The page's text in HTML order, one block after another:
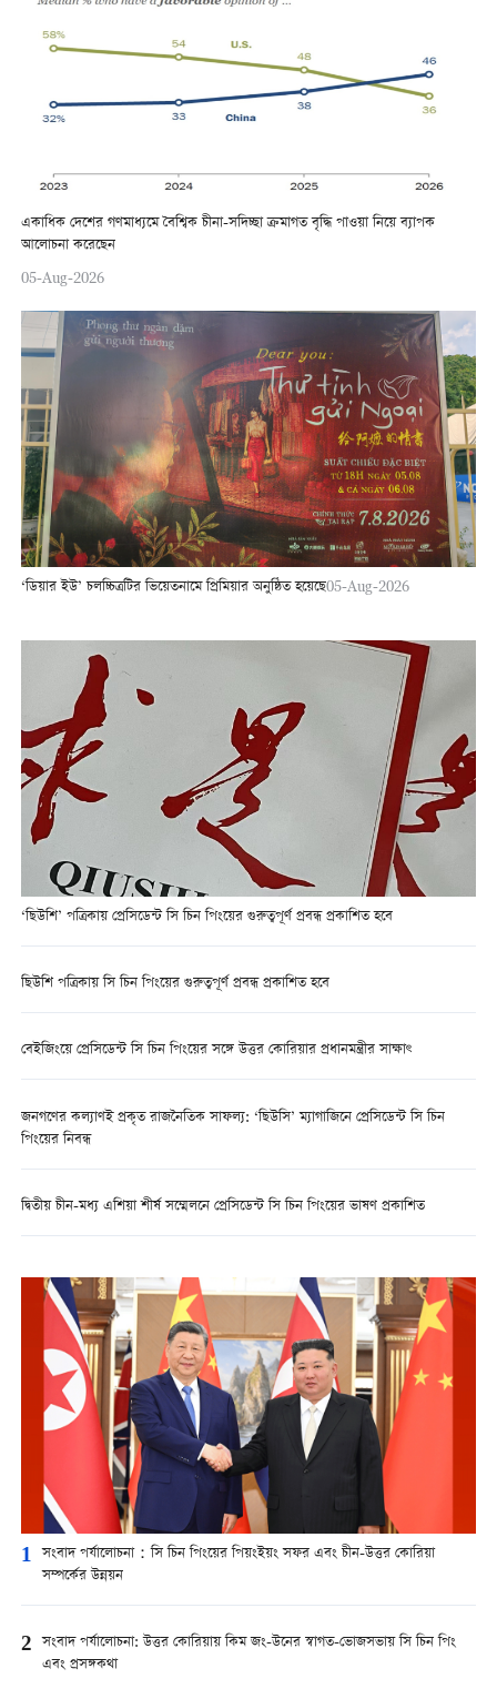
একাধিক দেশের গণমাধ্যমে বৈশ্বিক চীনা-সদিচ্ছা ক্রমাগত বৃদ্ধি পাওয়া নিয়ে ব্যাপক
আলোচনা করেছেন
05-Aug-2026
‘ডিয়ার ইউ’ চলচ্চিত্রটির ভিয়েতনামে প্রিমিয়ার অনুষ্ঠিত হয়েছে05-Aug-2026
‘ছিউশি’ পত্রিকায় প্রেসিডেন্ট সি চিন পিংয়ের গুরুত্বপূর্ণ প্রবন্ধ প্রকাশিত হবে
ছিউশি পত্রিকায় সি চিন পিংয়ের গুরুত্বপূর্ণ প্রবন্ধ প্রকাশিত হবে
বেইজিংয়ে প্রেসিডেন্ট সি চিন পিংয়ের সঙ্গে উত্তর কোরিয়ার প্রধানমন্ত্রীর সাক্ষাৎ
জনগণের কল্যাণই প্রকৃত রাজনৈতিক সাফল্য: ‘ছিউসি’ ম্যাগাজিনে প্রেসিডেন্ট সি চিন
পিংয়ের নিবন্ধ
দ্বিতীয় চীন-মধ্য এশিয়া শীর্ষ সম্মেলনে প্রেসিডেন্ট সি চিন পিংয়ের ভাষণ প্রকাশিত
1 সংবাদ পর্যালোচনা：সি চিন পিংয়ের পিয়ংইয়ং সফর এবং চীন-উত্তর কোরিয়া
সম্পর্কের উন্নয়ন
2 সংবাদ পর্যালোচনা: উত্তর কোরিয়ায় কিম জং-উনের স্বাগত-ভোজসভায় সি চিন পিং
এবং প্রসঙ্গকথা